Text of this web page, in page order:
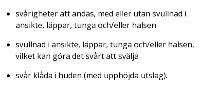
svårigheter att andas, med eller utan svullnad i
ansikte, läppar, tunga och/eller halsen
svullnad i ansikte, läppar, tunga och/eller halsen,
vilket kan göra det svårt att svälja
svår klåda i huden (med upphöjda utslag).